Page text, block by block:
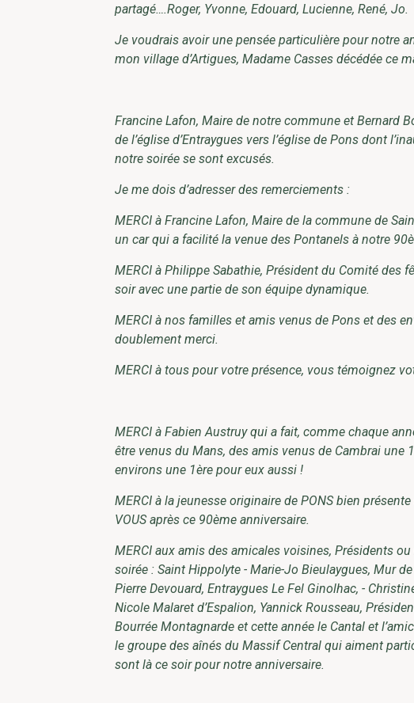
partagé….Roger, Yvonne, Edouard, Lucienne, René, Jo.
Je voudrais avoir une pensée particulière pour notre
mon village d’Artigues, Madame Casses décédée ce
Francine Lafon, Maire de notre commune et Bernard
de l’église d’Entraygues vers l’église de Pons dont
notre soirée se sont excusés.
Je me dois d’adresser des remerciements :
MERCI à Francine Lafon, Maire de la commune de
un car qui a facilité la venue des Pontanels à notre
MERCI à Philippe Sabathie, Président du Comité des
soir avec une partie de son équipe dynamique.
MERCI à nos familles et amis venus de Pons et des
doublement merci.
MERCI à tous pour votre présence, vous témoignez
MERCI à Fabien Austruy qui a fait, comme chaque
être venus du Mans, des amis venus de Cambrai
environs une 1ère pour eux aussi !
MERCI à la jeunesse originaire de PONS bien
VOUS après ce 90ème anniversaire.
MERCI aux amis des amicales voisines, Présidents
soirée : Saint Hippolyte - Marie-Jo Bieulaygues, Mur
Pierre Devouard, Entraygues Le Fel Ginolhac, -
Nicole Malaret d’Espalion, Yannick Rousseau,
Bourrée Montagnarde et cette année le Cantal et
le groupe des aînés du Massif Central qui aiment
sont là ce soir pour notre anniversaire.